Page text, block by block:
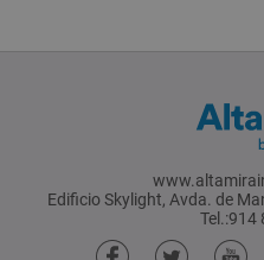
Edificio Skylight, Avda. de
Tel.:914